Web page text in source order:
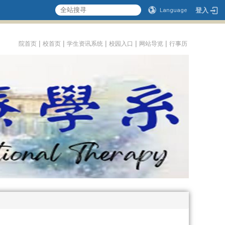
Language 登入
院首页 | 校首页 | 学生资讯系统 | 校园入口 | 网站导览 | 行事历